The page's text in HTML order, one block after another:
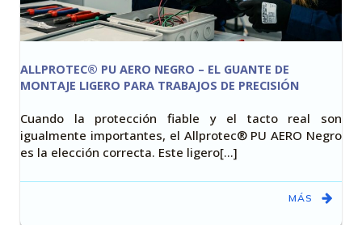
ALLPROTEC® PU AERO NEGRO – EL GUANTE DE
MONTAJE LIGERO PARA TRABAJOS DE PRECISIÓN
Cuando la protección fiable y el tacto real son
igualmente importantes, el Allprotec® PU AERO Negro
es la elección correcta. Este ligero[…]
MÁS